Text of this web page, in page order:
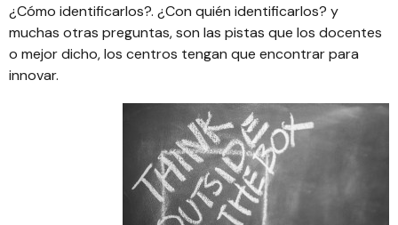
¿Cómo identificarlos?. ¿Con quién identificarlos? y
muchas otras preguntas, son las pistas que los docentes
o mejor dicho, los centros tengan que encontrar para
innovar.